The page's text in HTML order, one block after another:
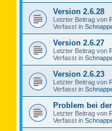
Version 2.6.28
Letzter Beitrag von
Verfasst in
Version 2.6.27
Letzter Beitrag von
Verfasst in
Version 2.6.23
Letzter Beitrag von
Verfasst in
Problem bei
Letzter Beitrag von
Verfasst in